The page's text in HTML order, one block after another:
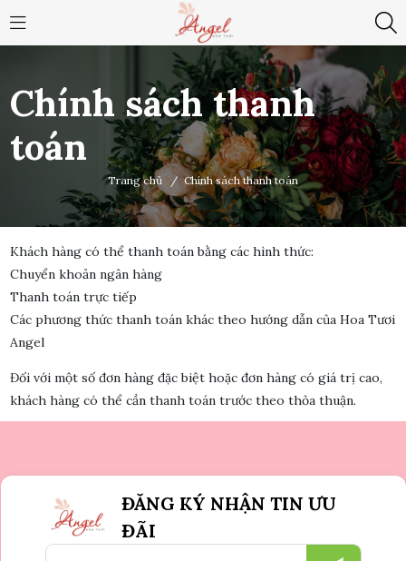
Chính sách thanh
toán
Trang chủ / Chính sách thanh toán
Khách hàng có thể thanh toán bằng các hình thức:
Chuyển khoản ngân hàng
Thanh toán trực tiếp
Các phương thức thanh toán khác theo hướng dẫn của Hoa Tươi
Angel
Đối với một số đơn hàng đặc biệt hoặc đơn hàng có giá trị cao,
khách hàng có thể cần thanh toán trước theo thỏa thuận.
ĐĂNG KÝ NHẬN TIN ƯU
ĐÃI